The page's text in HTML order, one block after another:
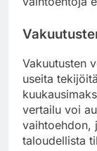
Vakuutusten
useita
vertailu voi
vaihtoehdon,
taloudellista